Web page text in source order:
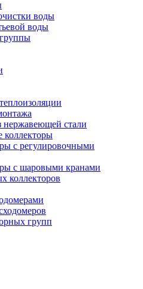
воды
воды
нержавеющей стали
коллекторы
с регулировочными
с шаровыми кранами
коллекторов
групп